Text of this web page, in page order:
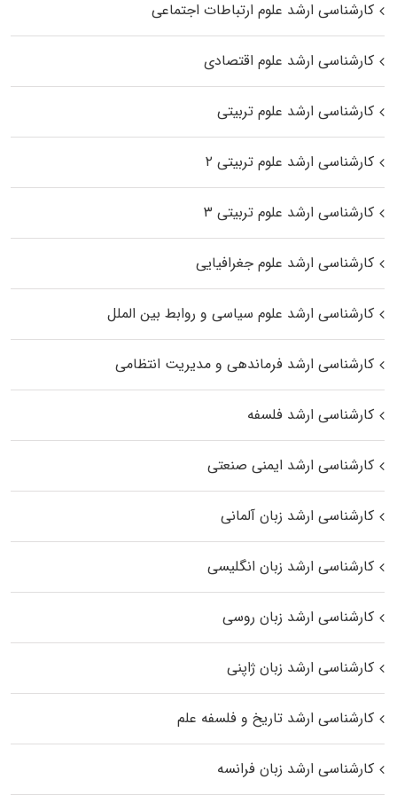
کارشناسی ارشد علوم ارتباطات اجتماعی
کارشناسی ارشد علوم اقتصادی
کارشناسی ارشد علوم تربیتی
کارشناسی ارشد علوم تربیتی ۲
کارشناسی ارشد علوم تربیتی ۳
کارشناسی ارشد علوم جغرافیایی
کارشناسی ارشد علوم سیاسی و روابط بین الملل
کارشناسی ارشد فرماندهی و مدیریت انتظامی
کارشناسی ارشد فلسفه
کارشناسی ارشد ایمنی صنعتی
کارشناسی ارشد زبان آلمانی
کارشناسی ارشد زبان انگلیسی
کارشناسی ارشد زبان روسی
کارشناسی ارشد زبان ژاپنی
کارشناسی ارشد تاریخ و فلسفه علم
کارشناسی ارشد زبان فرانسه